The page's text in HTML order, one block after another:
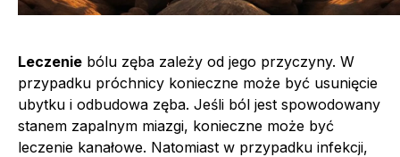
Leczenie bólu zęba zależy od jego przyczyny. W
przypadku próchnicy konieczne może być usunięcie
ubytku i odbudowa zęba. Jeśli ból jest spowodowany
stanem zapalnym miazgi, konieczne może być
leczenie kanałowe. Natomiast w przypadku infekcji,